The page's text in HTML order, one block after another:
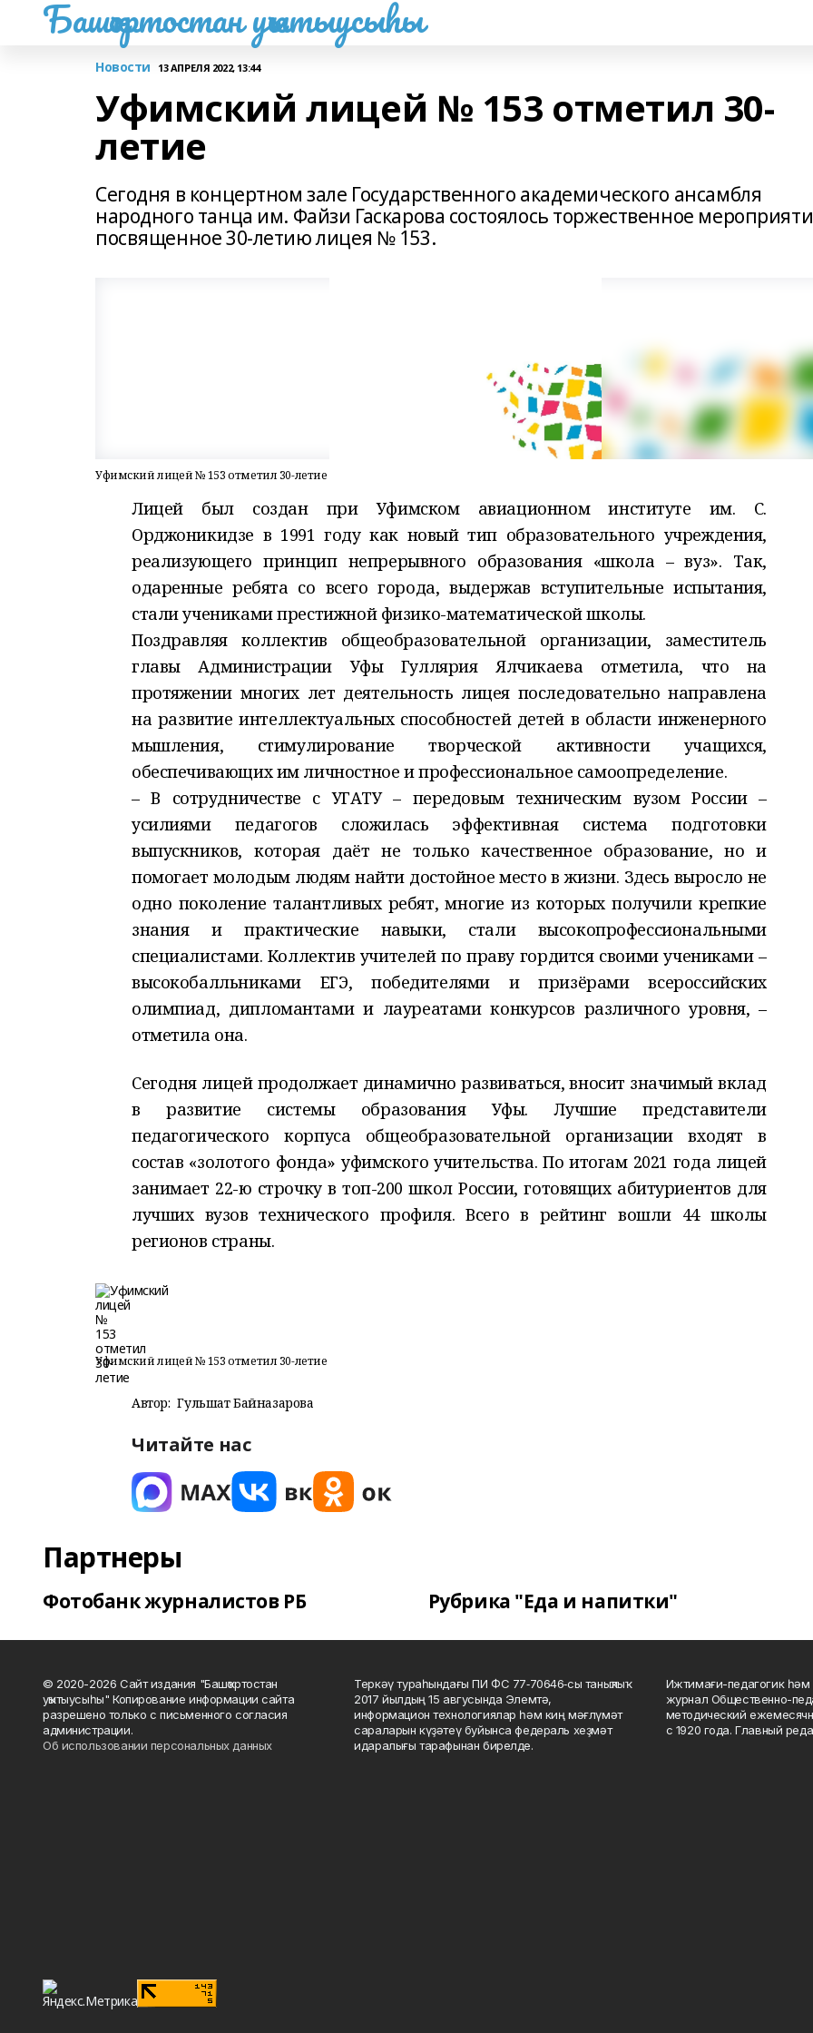
Башҡортостан уҡытыусыһы
Новости 13 АПРЕЛЯ 2022, 13:44
Уфимский лицей № 153 отметил 30-
летие
Сегодня в концертном зале Государственного академического ансамбля
народного танца им. Файзи Гаскарова состоялось торжественное
посвященное 30-летию лицея № 153.
Уфимский лицей № 153 отметил 30-летие
Лицей был создан при Уфимском авиационном институте им. С.
Орджоникидзе в 1991 году как новый тип образовательного учреждения,
реализующего принцип непрерывного образования «школа – вуз». Так,
одаренные ребята со всего города, выдержав вступительные испытания,
стали учениками престижной физико-математической школы.
Поздравляя коллектив общеобразовательной организации, заместитель
главы Администрации Уфы Гуллярия Ялчикаева отметила, что на
протяжении многих лет деятельность лицея последовательно направлена
на развитие интеллектуальных способностей детей в области инженерного
мышления, стимулирование творческой активности учащихся,
обеспечивающих им личностное и профессиональное самоопределение.
– В сотрудничестве с УГАТУ – передовым техническим вузом России –
усилиями педагогов сложилась эффективная система подготовки
выпускников, которая даёт не только качественное образование, но и
помогает молодым людям найти достойное место в жизни. Здесь выросло не
одно поколение талантливых ребят, многие из которых получили крепкие
знания и практические навыки, стали высокопрофессиональными
специалистами. Коллектив учителей по праву гордится своими учениками –
высокобалльниками ЕГЭ, победителями и призёрами всероссийских
олимпиад, дипломантами и лауреатами конкурсов различного уровня, –
отметила она.
Сегодня лицей продолжает динамично развиваться, вносит значимый вклад
в развитие системы образования Уфы. Лучшие представители
педагогического корпуса общеобразовательной организации входят в
состав «золотого фонда» уфимского учительства. По итогам 2021 года лицей
занимает 22-ю строчку в топ-200 школ России, готовящих абитуриентов для
лучших вузов технического профиля. Всего в рейтинг вошли 44 школы
регионов страны.
Уфимский лицей № 153 отметил 30-летие
Автор: Гульшат Байназарова
Читайте нас
Партнеры
Фотобанк журналистов РБ Рубрика "Еда и напитки"
© 2020-2026 Сайт издания "Башҡортостан
уҡытыусыһы" Копирование информации сайта
разрешено только с письменного согласия
администрации.
Об использовании персональных данных
Теркәү тураһындағы ПИ ФС 77‑70646‑сы таныҡлыҡ
2017 йылдың 15 авгусында Элемтә,
информацион технологиялар һәм киң мәғлүмәт
сараларын күҙәтеү буйынса федераль хеҙмәт
идаралығы тарафынан бирелде.
Ижтимағи-педагогик һәм
журнал Общественно-
методический
с 1920 года. Главный